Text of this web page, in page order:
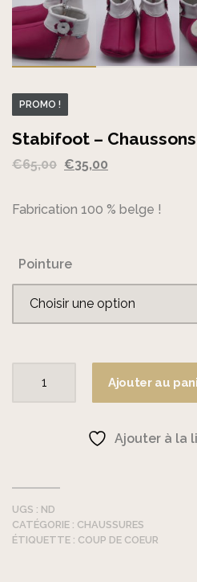
PROMO !
Stabifoot –
€65,00 Le
initial
€35,00
actuel
Fabrication 100 % belge !
Pointure
quantité
bébé
Ajouter au
Ajouter à la
UGS : ND
CATÉGORIE : CHAUSSURES
ÉTIQUETTE : COUP DE COEUR